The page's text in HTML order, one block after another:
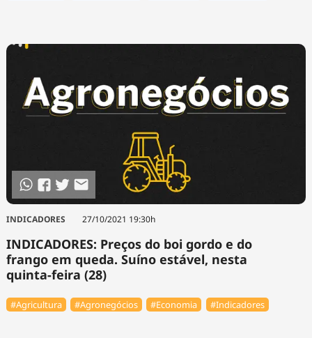
INDICADORES 27/10/2021 19:30h
INDICADORES: Preços do boi gordo e do
frango em queda. Suíno estável, nesta
quinta-feira (28)
#Agricultura #Agronegócios #Economia #Indicadores